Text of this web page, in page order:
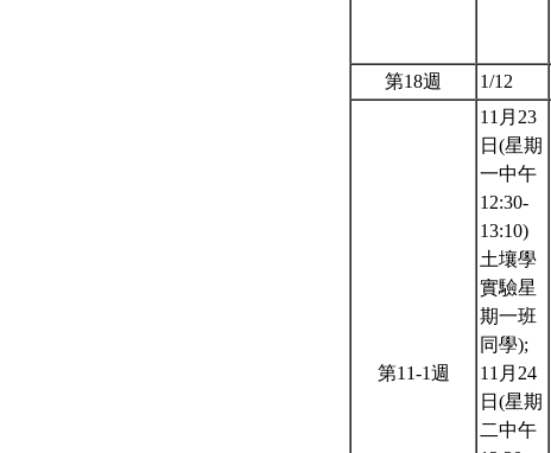
第18週
1/12
第11-1週
11月23
日(星期
一中午
12:30-
13:10)
土壤學
實驗星
期一班
同學);
11月24
日(星期
二中午